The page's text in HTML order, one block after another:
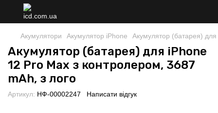
Акумулятори Акумулятор iPhone Акумулятор (батарея)
Акумулятор (батарея) для iPhone
12 Pro Max з контролером, 3687
mAh, з лого
Артикул: НФ-00002247 Написати відгук